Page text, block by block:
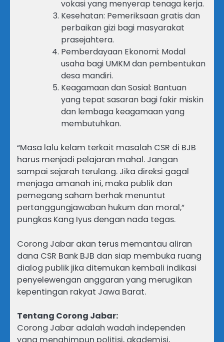
vokasi yang menyerap tenaga kerja.
Kesehatan: Pemeriksaan gratis dan
perbaikan gizi bagi masyarakat
prasejahtera.
Pemberdayaan Ekonomi: Modal
usaha bagi UMKM dan pembentukan
desa mandiri.
Keagamaan dan Sosial: Bantuan
yang tepat sasaran bagi fakir miskin
dan lembaga keagamaan yang
membutuhkan.
“Masa lalu kelam terkait masalah CSR di BJB
harus menjadi pelajaran mahal. Jangan
sampai sejarah terulang. Jika direksi gagal
menjaga amanah ini, maka publik dan
pemegang saham berhak menuntut
pertanggungjawaban hukum dan moral,”
pungkas Kang Iyus dengan nada tegas.
Corong Jabar akan terus memantau aliran
dana CSR Bank BJB dan siap membuka ruang
dialog publik jika ditemukan kembali indikasi
penyelewengan anggaran yang merugikan
kepentingan rakyat Jawa Barat.
Tentang Corong Jabar:
Corong Jabar adalah wadah independen
yang menghimpun politisi, akademisi,